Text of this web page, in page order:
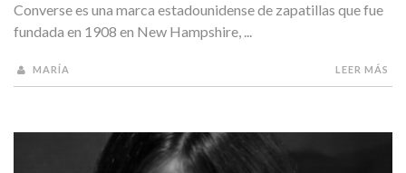
Converse es una marca estadounidense de zapatillas que fue
fundada en 1908 en New Hampshire, ...
MARÍA LEER MÁS